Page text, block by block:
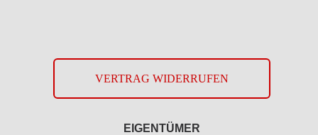
VERTRAG WIDERRUFEN
EIGENTÜMER